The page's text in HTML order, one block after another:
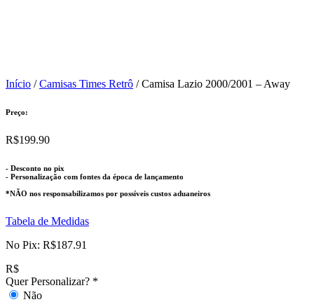
Início /Camisas Times Retrô / Camisa Lazio 2000/2001 – Away
Preço:
R$199.90
- Desconto no pix
- Personalização com fontes da época de lançamento
*NÃO nos responsabilizamos por possíveis custos aduaneiros
Tabela de Medidas
No Pix: R$187.91
R$
Quer Personalizar? *
Não